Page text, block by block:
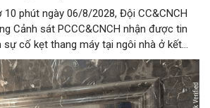
10 phút ngày 06/8/2028, Đội CC&CNCH
Cảnh sát PCCC&CNCH nhận được tin
sự cố kẹt thang máy tại ngôi nhà ở kết
chỉ số 1C Định Công Thượng, phường
(trong đó có 8 cháu nhỏ) bị mắc kẹt.